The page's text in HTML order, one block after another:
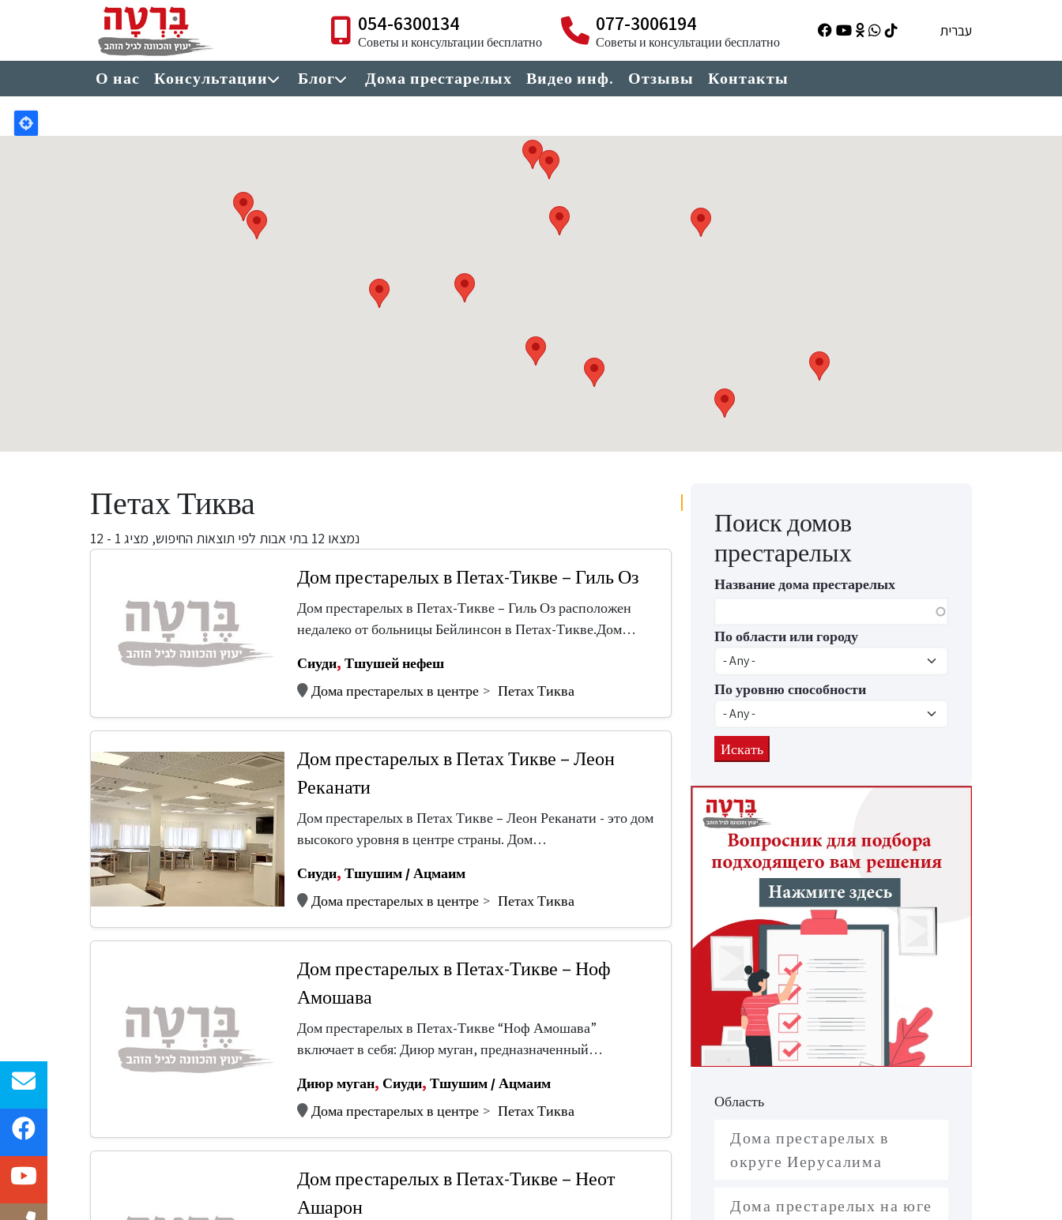
Перейти к основному содержанию 054-6300134
Советы и консультации бесплатно
077-3006194
Советы и консультации бесплатно
עברית
תפריט ראשי
О нас Консультации Блог Дома престарелых Видео инф. Отзывы Контакты
Петах Тиква
נמצאו 12 בתי אבות לפי תוצאות החיפוש, מציג 1 - 12
Дом престарелых в Петах-Тикве – Гиль Оз
Дом престарелых в Петах-Тикве – Гиль Оз расположен
недалеко от больницы Бейлинсон в Петах-Тикве.Дом…
Сиуди, Тшушей нефеш
Дома престарелых в центре
Петах Тиква
Дом престарелых в Петах Тикве – Леон
Реканати
Дом престарелых в Петах Тикве – Леон Реканати - это дом
высокого уровня в центре страны. Дом…
Сиуди, Тшушим / Ацмаим
Дома престарелых в центре
Петах Тиква
Дом престарелых в Петах-Тикве – Ноф
Амошава
Дом престарелых в Петах-Тикве “Ноф Амошава”
включает в себя: Диюр муган, предназначенный…
Диюр муган, Сиуди, Тшушим / Ацмаим
Дома престарелых в центре
Петах Тиква
Дом престарелых в Петах-Тикве – Неот
Ашарон
Поиск домов
престарелых
Название дома престарелых
По области или городу
По уровню способности
Область
Дома престарелых в
округе Иерусалима
Дома престарелых на юге